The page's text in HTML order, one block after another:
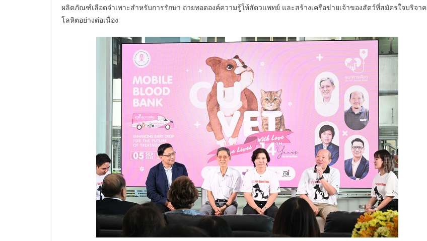
ผลิตภัณฑ์เลือดจำเพาะสำหรับการรักษา ถ่ายทอดองค์ความรู้ให้สัตวแพทย์ และสร้างเครือข่ายเจ้าของสัตว์ที่สมัครใจบริจาค
โลหิตอย่างต่อเนื่อง